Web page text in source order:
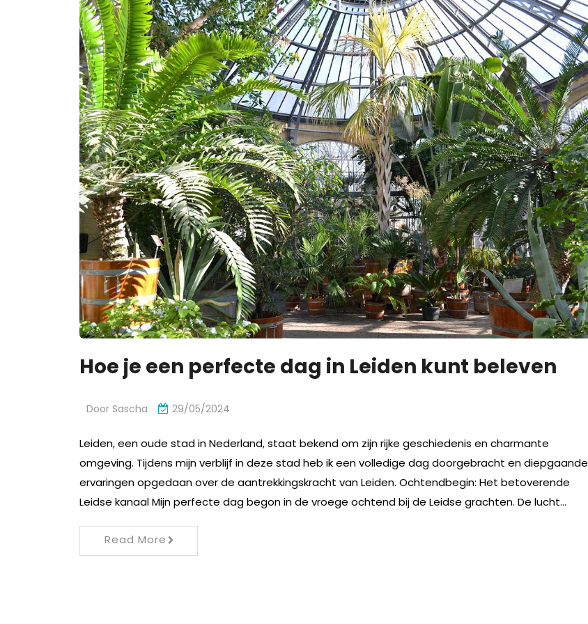
Hoe je een perfecte dag in Leiden kunt beleven
Door Sascha 29/05/2024
Leiden, een oude stad in Nederland, staat bekend om zijn rijke geschiedenis en charmante
omgeving. Tijdens mijn verblijf in deze stad heb ik een volledige dag doorgebracht en diepgaande
ervaringen opgedaan over de aantrekkingskracht van Leiden. Ochtendbegin: Het betoverende
Leidse kanaal Mijn perfecte dag begon in de vroege ochtend bij de Leidse grachten. De lucht…
Read More